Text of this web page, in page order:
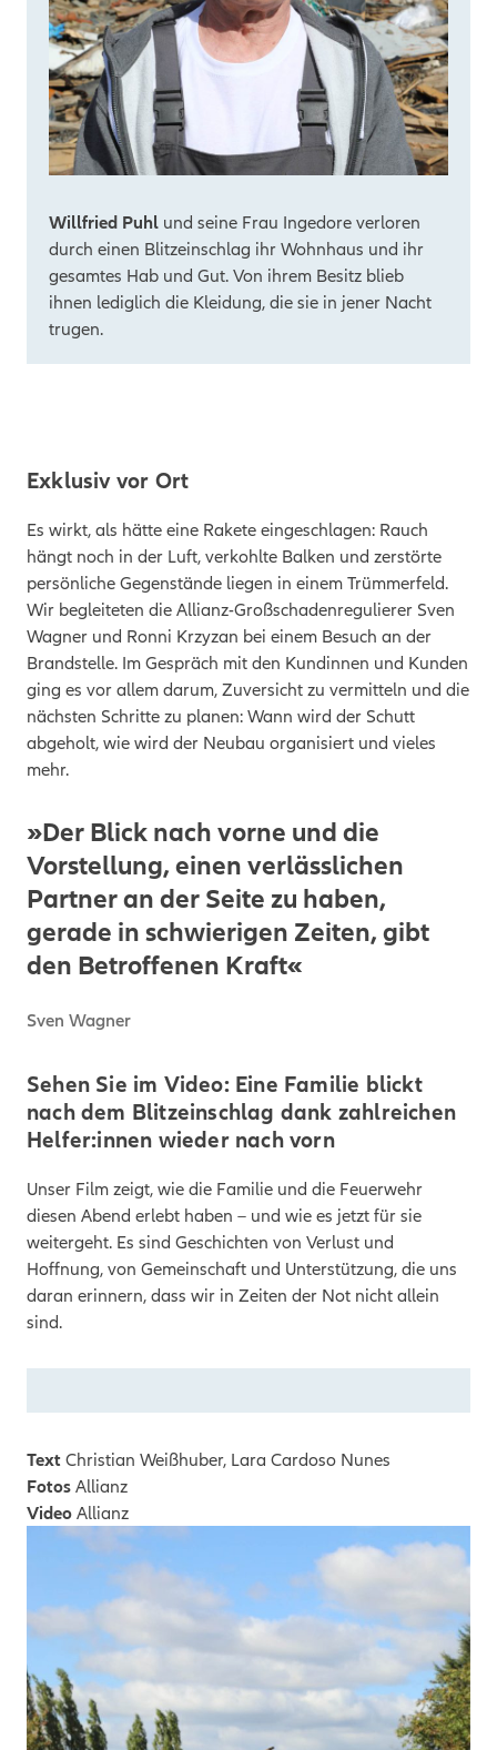
Willfried Puhl und seine Frau Ingedore verloren
durch einen Blitzeinschlag ihr Wohnhaus und ihr
gesamtes Hab und Gut. Von ihrem Besitz blieb
ihnen lediglich die Kleidung, die sie in jener Nacht
trugen.
Exklusiv vor Ort
Es wirkt, als hätte eine Rakete eingeschlagen: Rauch
hängt noch in der Luft, verkohlte Balken und zerstörte
persönliche Gegenstände liegen in einem Trümmerfeld.
Wir begleiteten die Allianz-Großschadenregulierer Sven
Wagner und Ronni Krzyzan bei einem Besuch an der
Brandstelle. Im Gespräch mit den Kundinnen und Kunden
ging es vor allem darum, Zuversicht zu vermitteln und die
nächsten Schritte zu planen: Wann wird der Schutt
abgeholt, wie wird der Neubau organisiert und vieles
mehr.
»Der Blick nach vorne und die
Vorstellung, einen verlässlichen
Partner an der Seite zu haben,
gerade in schwierigen Zeiten, gibt
den Betroffenen Kraft«
Sven Wagner
Sehen Sie im Video: Eine Familie blickt
nach dem Blitzeinschlag dank zahlreichen
Helfer:innen wieder nach vorn
Unser Film zeigt, wie die Familie und die Feuerwehr
diesen Abend erlebt haben – und wie es jetzt für sie
weitergeht. Es sind Geschichten von Verlust und
Hoffnung, von Gemeinschaft und Unterstützung, die uns
daran erinnern, dass wir in Zeiten der Not nicht allein
sind.
Text Christian Weißhuber, Lara Cardoso Nunes
Fotos Allianz
Video Allianz